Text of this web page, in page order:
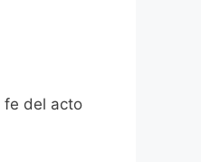
fe del acto